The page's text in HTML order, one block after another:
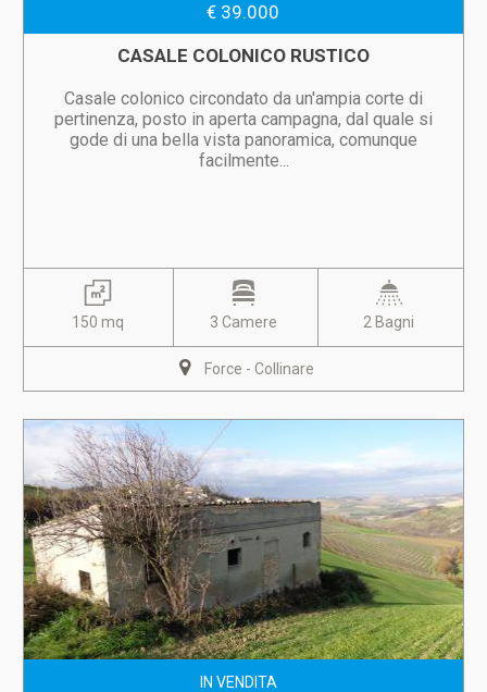
€ 39.000
CASALE COLONICO RUSTICO
Casale colonico circondato da un'ampia corte di
pertinenza, posto in aperta campagna, dal quale si
gode di una bella vista panoramica, comunque
facilmente...
150 mq 3 Camere 2 Bagni
Force - Collinare
IN VENDITA